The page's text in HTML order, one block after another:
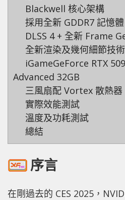
Blackwell 核心架構
採用全新 GDDR7 記憶體
DLSS 4 + 全新 Frame
全新渲染及幾何細節技術
iGameGeForce RTX
Advanced 32GB
三風扇配 Vortex 散熱器
實際效能測試
溫度及功耗測試
總結
序言
在剛過去的 CES 2025，